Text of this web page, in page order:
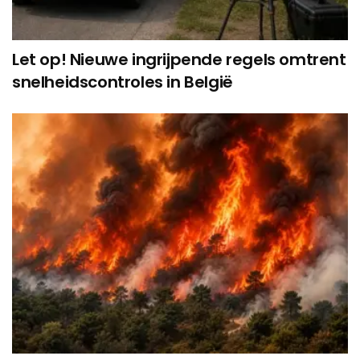
Let op! Nieuwe ingrijpende regels omtrent
snelheidscontroles in België